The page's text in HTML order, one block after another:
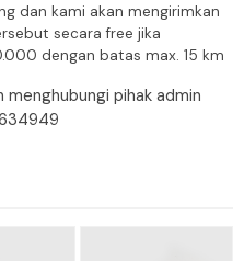
dan kami akan mengirimkan
secara free jika
dengan batas max. 15 km
menghubungi pihak admin